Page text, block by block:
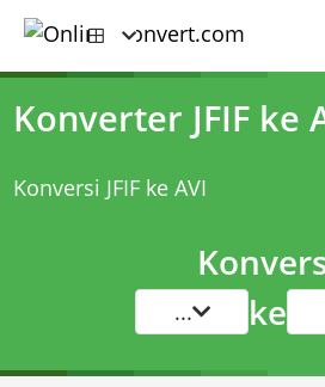
Konverter JFIF ke
Konversi JFIF ke AVI
... ke